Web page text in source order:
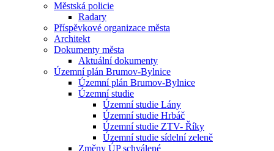
Městská policie
Radary
Příspěvkové organizace města
Architekt
Dokumenty města
Aktuální dokumenty
Územní plán Brumov-Bylnice
Územní plán Brumov-Bylnice
Územní studie
Územní studie Lány
Územní studie Hrbáč
Územní studie ZTV- Říky
Územní studie sídelní zeleně
Změny ÚP schválené